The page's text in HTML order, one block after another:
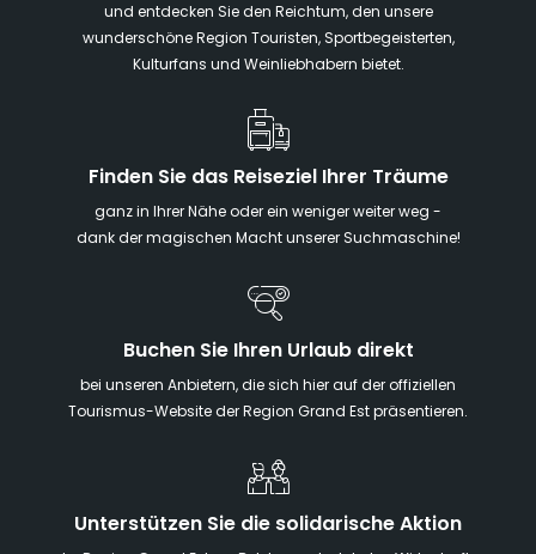
und entdecken Sie den Reichtum, den unsere
wunderschöne Region Touristen, Sportbegeisterten,
Kulturfans und Weinliebhabern bietet.
Finden Sie das Reiseziel Ihrer Träume
ganz in Ihrer Nähe oder ein weniger weiter weg -
dank der magischen Macht unserer Suchmaschine!
Buchen Sie Ihren Urlaub direkt
bei unseren Anbietern, die sich hier auf der offiziellen
Tourismus-Website der Region Grand Est präsentieren.
Unterstützen Sie die solidarische Aktion